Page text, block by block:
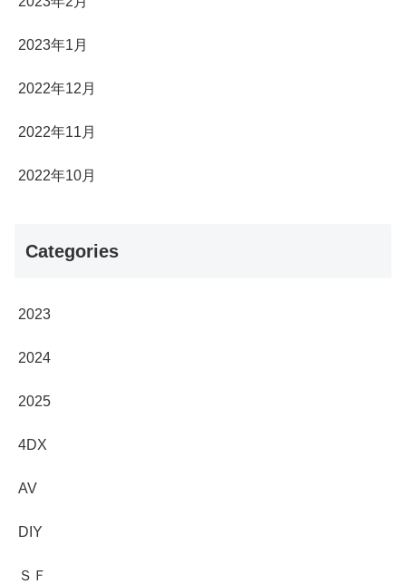
2023年1月
2022年12月
2022年11月
2022年10月
Categories
2023
2024
2025
4DX
AV
DIY
ＳＦ